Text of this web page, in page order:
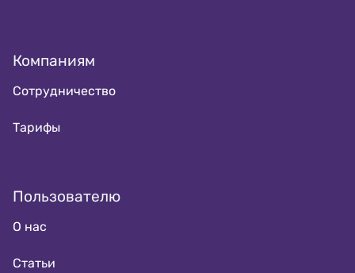
Компаниям
Сотрудничество
Тарифы
Пользователю
О нас
Статьи